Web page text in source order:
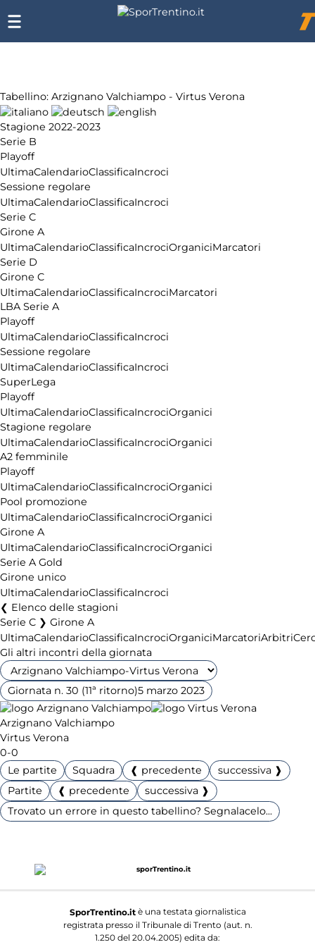
Tabellino: Arzignano Valchiampo - Virtus Verona
Stagione 2022-2023
Serie B
Playoff
UltimaCalendarioClassificaIncroci
Sessione regolare
UltimaCalendarioClassificaIncroci
Serie C
Girone A
UltimaCalendarioClassificaIncrociOrganiciMarcatori
Serie D
Girone C
UltimaCalendarioClassificaIncrociMarcatori
LBA Serie A
Playoff
UltimaCalendarioClassificaIncroci
Sessione regolare
UltimaCalendarioClassificaIncroci
SuperLega
Playoff
UltimaCalendarioClassificaIncrociOrganici
Stagione regolare
UltimaCalendarioClassificaIncrociOrganici
A2 femminile
Playoff
UltimaCalendarioClassificaIncrociOrganici
Pool promozione
UltimaCalendarioClassificaIncrociOrganici
Girone A
UltimaCalendarioClassificaIncrociOrganici
Serie A Gold
Girone unico
UltimaCalendarioClassificaIncroci
Elenco delle stagioni
Serie C ❯ Girone A
UltimaCalendarioClassificaIncrociOrganiciMarcatoriArbitri
Gli altri incontri della giornata
Giornata n. 30 (11ª ritorno)5 marzo 2023
Arzignano Valchiampo
Virtus Verona
0-0
Le partite
Squadra ❰ precedente
successiva ❱
Partite
❰ precedente
successiva ❱
Trovato un errore in questo tabellino? Segnalacelo...
SporTrentino.itè una testata giornalistica
registrata presso il Tribunale di Trento (aut. n.
1.250 del 20.04.2005) edita da:
SporTrentino.it
Chi